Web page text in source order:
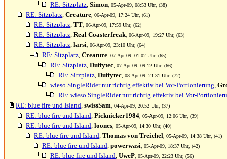
RE: Sitzplatz, Simon , 05-Apr-09, 08:53 Uhr, (38)
RE: Sitzplatz, Creature , 06-Apr-09, 17:24 Uhr, (61)
RE: Sitzplatz, TT , 06-Apr-09, 17:59 Uhr, (62)
RE: Sitzplatz, Real Coasterfreak , 06-Apr-09, 19:27 Uhr, (63)
RE: Sitzplatz, larsi , 06-Apr-09, 23:10 Uhr, (64)
RE: Sitzplatz, Creature , 07-Apr-09, 01:02 Uhr, (65)
RE: Sitzplatz, Duffytec , 07-Apr-09, 09:12 Uhr, (66)
RE: Sitzplatz, Duffytec , 08-Apr-09, 21:31 Uhr, (72)
wieso SingleRider nur richtig effektiv bei Vor-Portionierung,
RE: wieso SingleRider nur richtig effektiv bei Vor-
RE: blue fire und Island, swissSam , 04-Apr-09, 20:52 Uhr, (37)
RE: blue fire und Island, Picknicker1984 , 05-Apr-09, 12:06 Uhr, (39)
RE: blue fire und Island, loones , 05-Apr-09, 14:30 Uhr, (40)
RE: blue fire und Island, Thomas von Treichel , 05-Apr-09, 14:38 Uhr, (41)
RE: blue fire und Island, powerwasi , 05-Apr-09, 18:37 Uhr, (42)
RE: blue fire und Island, UweP , 05-Apr-09, 22:23 Uhr, (56)